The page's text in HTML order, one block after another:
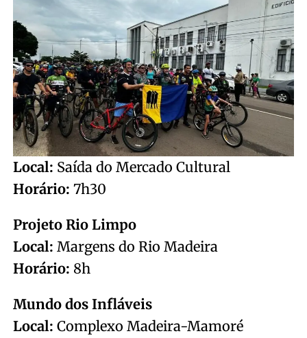
Local: Saída do Mercado Cultural
Horário: 7h30
Projeto Rio Limpo
Local: Margens do Rio Madeira
Horário: 8h
Mundo dos Infláveis
Local: Complexo Madeira-Mamoré